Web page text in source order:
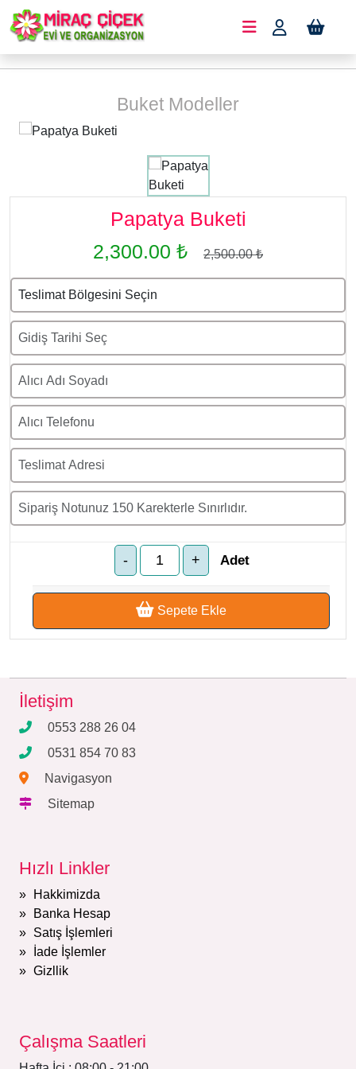
Buket Modeller
Papatya Buketi
2,300.00 ₺
2,500.00 ₺
Adet
Sepete Ekle
İletişim
0553 288 26 04
0531 854 70 83
Navigasyon
Sitemap
Hızlı Linkler
Hakkimizda
Banka Hesap
Satış İşlemleri
İade İşlemler
Gizllik
Çalışma Saatleri